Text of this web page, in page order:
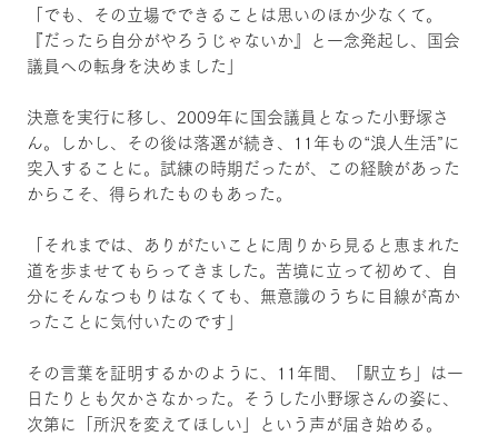
「でも、その立場でできることは思いのほか少なくて。
『だったら自分がやろうじゃないか』と一念発起し、国会
議員への転身を決めました」
決意を実行に移し、2009年に国会議員となった小野塚さ
ん。しかし、その後は落選が続き、11年もの“浪人生活”に
突入することに。試練の時期だったが、この経験があった
からこそ、得られたものもあった。
「それまでは、ありがたいことに周りから見ると恵まれた
道を歩ませてもらってきました。苦境に立って初めて、自
分にそんなつもりはなくても、無意識のうちに目線が高か
ったことに気付いたのです」
その言葉を証明するかのように、11年間、「駅立ち」は一
日たりとも欠かさなかった。そうした小野塚さんの姿に、
次第に「所沢を変えてほしい」という声が届き始める。